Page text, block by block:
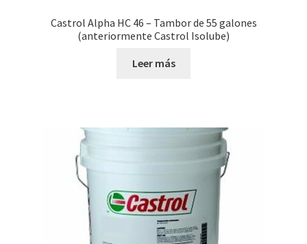
Castrol Alpha HC 46 – Tambor de 55 galones
(anteriormente Castrol Isolube)
Leer más